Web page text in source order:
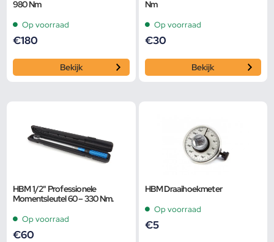
980 Nm
Op voorraad
€180
Bekijk
Nm
Op voorraad
€30
Bekijk
HBM 1/2" Professionele
Momentsleutel 60 – 330 Nm.
Op voorraad
€60
HBM Draaihoekmeter
Op voorraad
€5